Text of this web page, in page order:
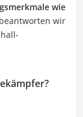
wie
wir